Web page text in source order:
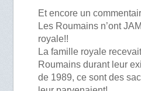
Et encore un
Les Roumains n’ont
royale!!
La famille royale
Roumains durant leur
de 1989, ce sont des